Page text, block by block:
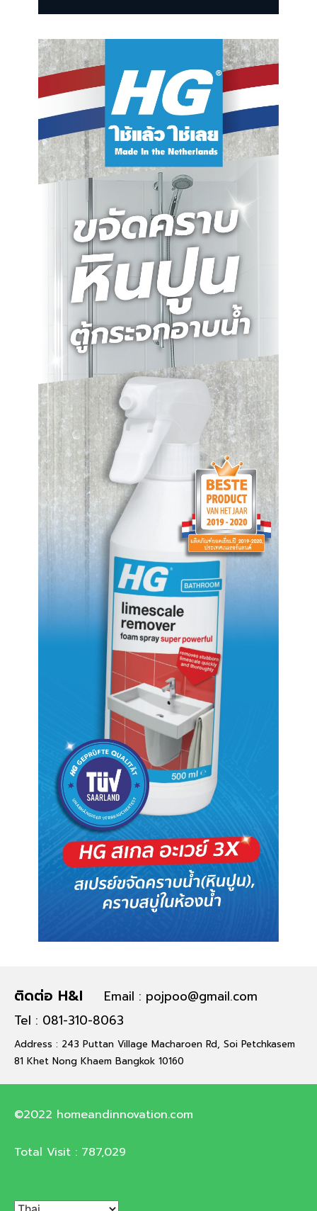
ติดต่อ H&I
Email : pojpoo@gmail.com
Tel : 081-310-8063
Address : 243 Puttan Village Macharoen Rd, Soi Petchkasem
81 Khet Nong Khaem Bangkok 10160
©2022 homeandinnovation.com
Total Visit : 787,029